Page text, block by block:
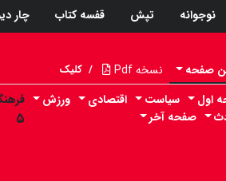
نوجوانه تپش قفسه کتاب چار
صفحه نسخه Pdf / کلیک
اول سیاست اقتصادی ورزش
۵ صفحه آخر